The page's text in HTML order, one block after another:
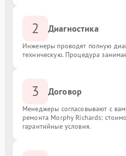
2 Диагностика
Инженеры проводят полную
техническую. Процедура
3 Договор
Менеджеры согласовывают с
ремонта Morphy Richards:
гарантийные условия.